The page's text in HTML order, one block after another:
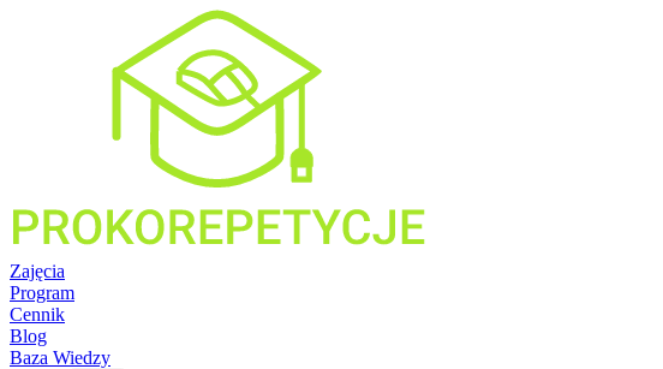
Zajęcia
Program
Cennik
Blog
Baza Wiedzy